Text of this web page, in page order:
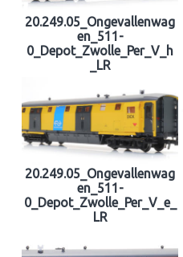
20.249.05_Ongevallenwag
en_511-
0_Depot_Zwolle_Per_V_h
_LR
20.249.05_Ongevallenwag
en_511-
0_Depot_Zwolle_Per_V_e_
LR